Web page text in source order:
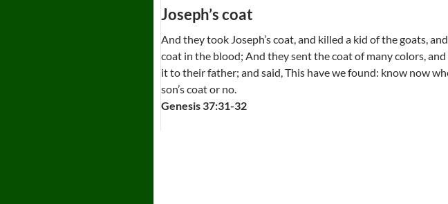
Joseph’s coat
And they took Joseph’s coat, and killed a kid of the goats,
coat in the blood; And they sent the coat of many colors,
it to their father; and said, This have we found: know now
son’s coat or no.
Genesis 37:31-32